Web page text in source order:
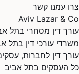
צרו עמנו קשר
Aviv Lazar & Co
עורך דין מסחרי בתל
משרדי עורכי דין בתל
עורך דין לחברות,
כל העסקים בתל אביב